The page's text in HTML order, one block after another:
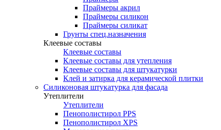
Праймеры акрил
Праймеры силикон
Праймеры силикат
Грунты спец.назначения
Клеевые составы
Клеевые составы
Клеевые составы для утепления
Клеевые составы для штукатурки
Клей и затирка для керамической плитки
Силиконовая штукатурка для фасада
Утеплители
Утеплители
Пенополистирол PPS
Пенополистирол XPS